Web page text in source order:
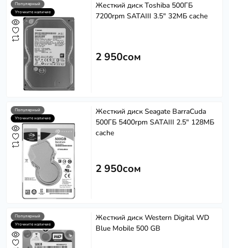
Популярный
Уточните наличие
Жесткий диск Toshiba 500ГБ
7200rpm SATAIII 3.5" 32МБ cache
2 950сом
Популярный
Уточните наличие
Жесткий диск Seagate BarraCuda
500ГБ 5400rpm SATAIII 2.5" 128МБ
cache
2 950сом
Популярный
Уточните наличие
Жесткий диск Western Digital WD
Blue Mobile 500 GB